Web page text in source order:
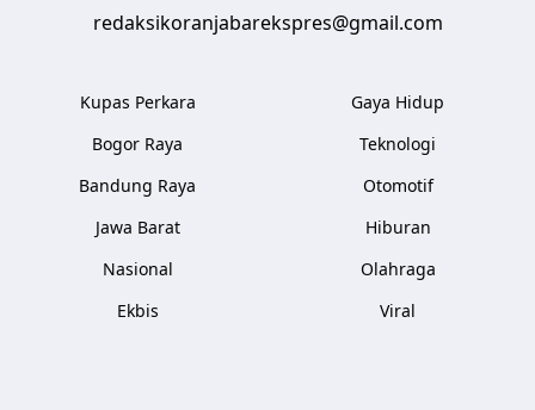
redaksikoranjabarekspres@gmail.com
Kupas Perkara
Bogor Raya
Bandung Raya
Jawa Barat
Nasional
Ekbis
Gaya Hidup
Teknologi
Otomotif
Hiburan
Olahraga
Viral